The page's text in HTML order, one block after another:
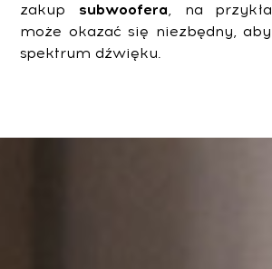
zakup subwoofera, na
może okazać się niezbędny,
spektrum dźwięku.